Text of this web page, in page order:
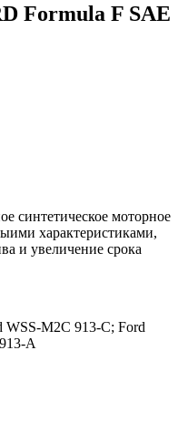
Formula F SAE
синтетическое моторное
характеристиками,
и увеличение срока
M2C 913-C; Ford
A